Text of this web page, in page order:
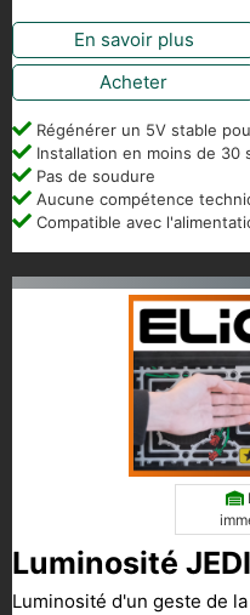
En savoir plus
Acheter
Régénérer un 5V stable
Installation en moins de 30
Pas de soudure
Aucune compétence
Compatible avec
Luminosité
Luminosité d'un geste de